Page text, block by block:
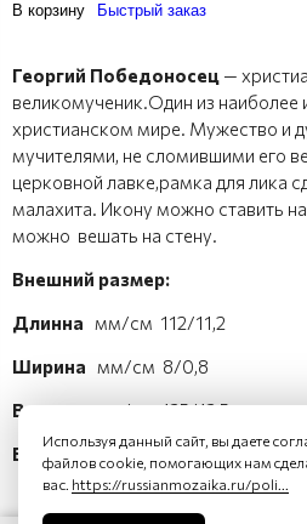
В корзину Быстрый заказ
Георгий Победоносец —
великомученик.Один из наиболее
христианском мире. Мужество и
мучителями, не сломившими его
церковной лавке,рамка для лика
малахита. Икону можно ставить
можно вешать на стену.
Внешний размер:
Длинна мм/см 112/11,2
Ширина мм/см 8/0,8
Высотамм/см 125/12,5
Вес250 гр
Используя данный сайт, вы даете
файлов cookie, помогающих нам
вас. https://russianmozaika.ru/poli...